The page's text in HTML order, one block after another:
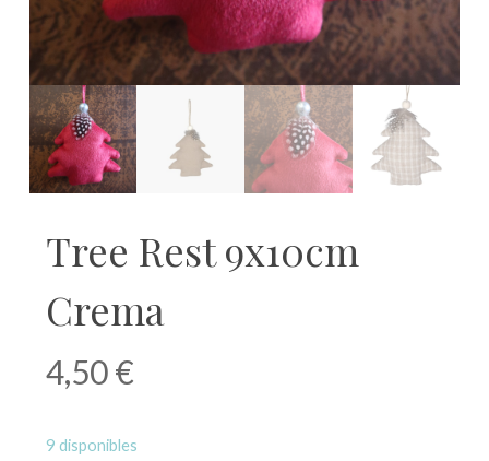
Tree Rest 9x10cm
Crema
4,50€
9 disponibles